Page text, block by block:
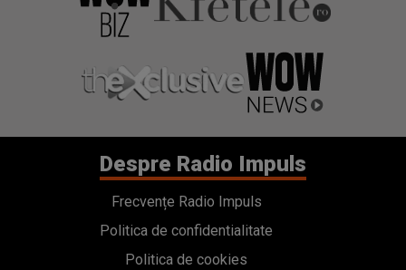
Despre Radio Impuls
Frecvențe Radio Impuls
Politica de confidentialitate
Politica de cookies